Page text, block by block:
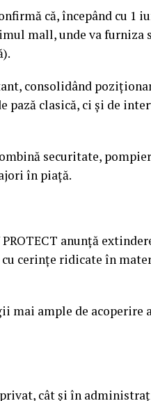
că, începând cu 1
mall, unde va furniza
consolidând
pază clasică, ci și de
securitate,
în piață.
anunță
cerințe ridicate în
mai ample de acoperire
cât și în